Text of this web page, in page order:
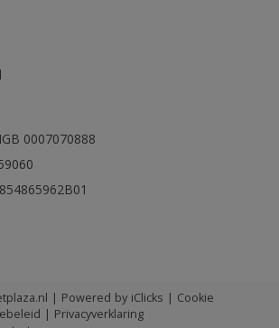
0007070888
| Powered by iClicks | Cookie
| Privacyverklaring